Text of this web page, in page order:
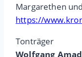
Margarethen
https://
Tonträger
Wolfgang